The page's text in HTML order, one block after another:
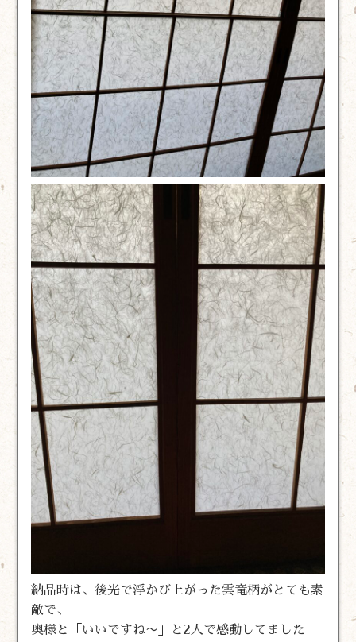
納品時は、後光で浮かび上がった雲竜柄がとても素
敵で、
奥様と「いいですね〜」と2人で感動してました